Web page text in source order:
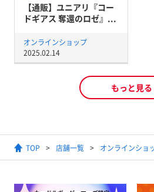
【通販】ユニアリ『コー
ドギアス 奪還のロゼ』...
オンラインショップ
2025.02.14
もっと見る
TOP 店舗一覧 オンラインショ